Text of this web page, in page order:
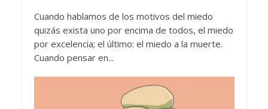
Cuando hablamos de los motivos del miedo
quizás exista uno por encima de todos, el miedo
por excelencia; el último: el miedo a la muerte.
Cuando pensar en...